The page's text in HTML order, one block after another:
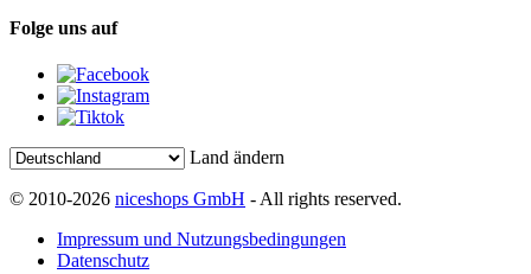
Folge uns auf
Land ändern
© 2010-2026 niceshops GmbH - All rights reserved.
Impressum und Nutzungsbedingungen
Datenschutz